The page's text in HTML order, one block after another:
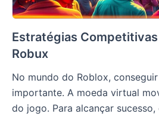
Estratégias
Robux
No mundo do Roblox,
importante. A moeda virtual
do jogo. Para alcançar sucesso,